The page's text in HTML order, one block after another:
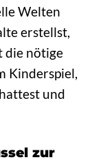
Welten
erstellst,
die nötige
Kinderspiel,
und
zur